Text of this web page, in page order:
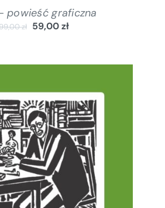
powieść graficzna
zł 59,00zł
SZCZEGÓŁY